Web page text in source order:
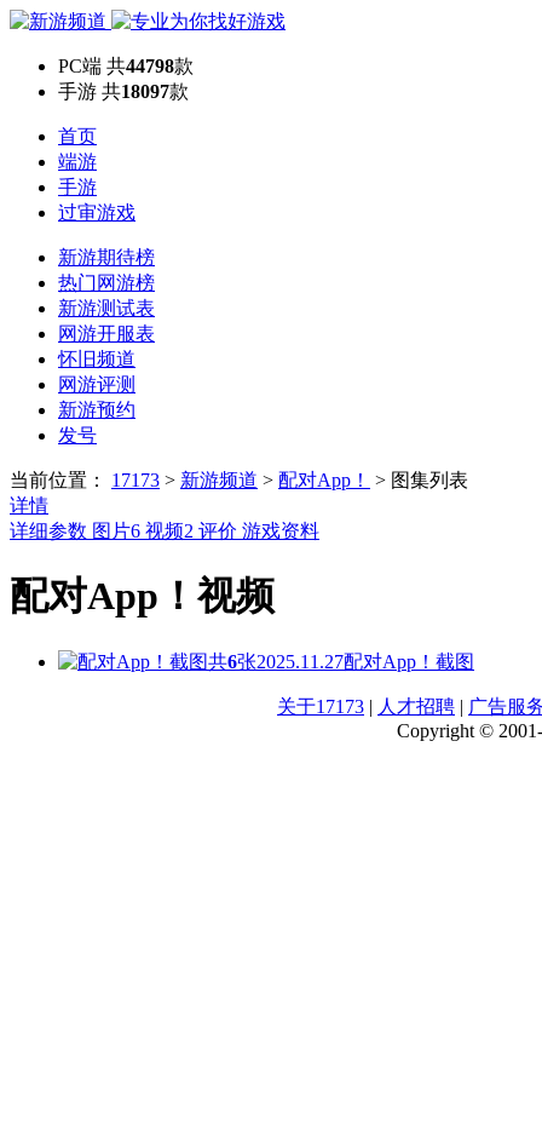
PC端 共44798款
手游 共18097款
首页
端游
手游
过审游戏
新游期待榜
热门网游榜
新游测试表
网游开服表
怀旧频道
网游评测
新游预约
发号
当前位置： 17173 > 新游频道 > 配对App！ > 图集列表
详情
详细参数 图片6 视频2 评价 游戏资料
配对App！视频
共6张2025.11.27配对App！截图
关于17173 | 人才招聘 | 广告服
Copyright ©